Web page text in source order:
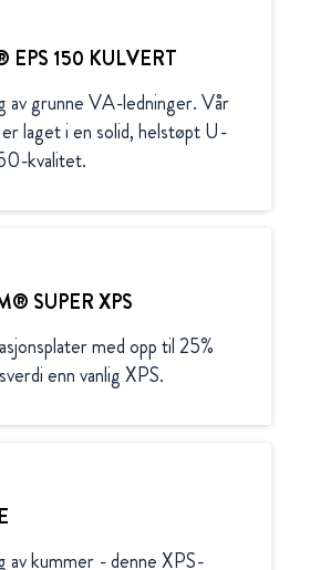
EPS 150 KULVERT
av grunne VA-ledninger. Vår
laget i en solid, helstøpt U-
kvalitet.
SUPER XPS
med opp til 25%
enn vanlig XPS.
av kummer - denne XPS-